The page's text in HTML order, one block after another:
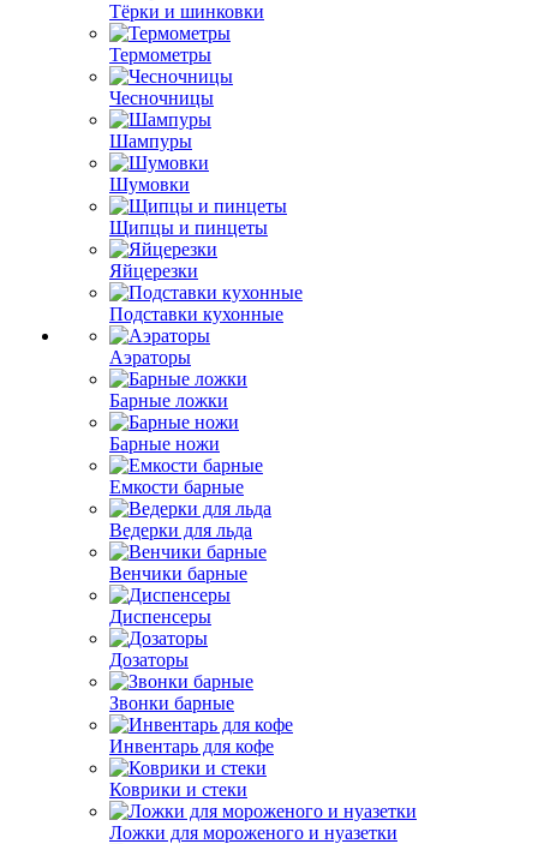
Тёрки и шинковки
Термометры
Чесночницы
Шампуры
Шумовки
Щипцы и пинцеты
Яйцерезки
Подставки кухонные
Аэраторы
Барные ложки
Барные ножи
Емкости барные
Ведерки для льда
Венчики барные
Диспенсеры
Дозаторы
Звонки барные
Инвентарь для кофе
Коврики и стеки
Ложки для мороженого и нуазетки